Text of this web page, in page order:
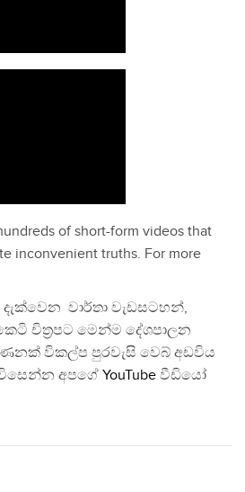
of short-form videos that
inconvenient truths. For more
වාර්තා වැඩසටහන්,
චිත්‍රපට මෙන්ම දේශපාලන
විකල්ප පුරවැසි වෙබ් අඩවිය
අපගේ YouTube වීඩියෝ